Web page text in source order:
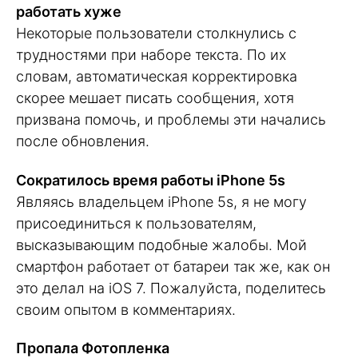
работать хуже
Некоторые пользователи столкнулись с
трудностями при наборе текста. По их
словам, автоматическая корректировка
скорее мешает писать сообщения, хотя
призвана помочь, и проблемы эти начались
после обновления.
Сократилось время работы iPhone 5s
Являясь владельцем iPhone 5s, я не могу
присоединиться к пользователям,
высказывающим подобные жалобы. Мой
смартфон работает от батареи так же, как он
это делал на iOS 7. Пожалуйста, поделитесь
своим опытом в комментариях.
Пропала Фотопленка